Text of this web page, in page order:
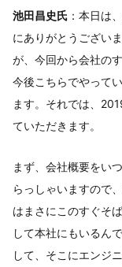
池田昌史氏 ：本日は
にありがとうござい
が、今回から会社の
今後こちらでやって
ます。それでは、
ていただきます。
まず、会社概要をい
らっしゃいますので
はまさにこのすぐそ
して本社にもいるん
して、そこにエンジ